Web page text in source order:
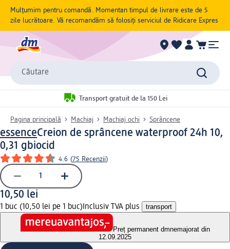
Mulțumim pentru comandă. Momentan timpul de livrare este de 5
zile lucrătoare. Vă recomandăm să folosiți serviciul de Ridicare Expres
Căutare
Transport gratuit de la 150 Lei
Pagina principală Machiaj Machiaj ochi Sprâncene
essenceCreion de sprâncene waterproof 24h 10,
0,31 gbiocid
4.6 (75 Recenzii)
10,50 lei
1 buc (10,50 lei pe 1 buc) Inclusiv TVA plus transport
Preț permanent dmnemajorat din
12.09.2025